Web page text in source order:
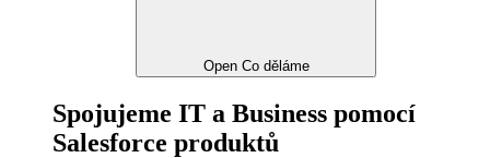
Open Co děláme
Spojujeme IT a Business pomocí
Salesforce produktů